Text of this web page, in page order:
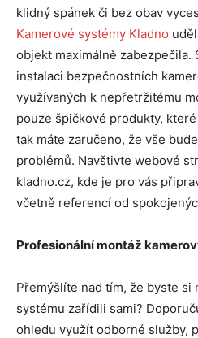
klidný spánek či bez obav
Kamerové systémy Kladno
objekt maximálně zabezpečila.
instalaci bezpečnostních
využívaných k nepřetržitému
pouze špičkové produkty,
tak máte zaručeno, že vše
problémů. Navštivte webové
kladno.cz, kde je pro vás
včetně referencí od
Profesionální montáž
Přemýšlíte nad tím, že byste si
systému zařídili sami?
ohledu využít odborné služby,